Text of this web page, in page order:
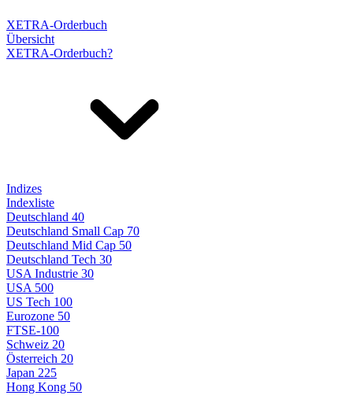
XETRA-Orderbuch
Übersicht
XETRA-Orderbuch?
Indizes
Indexliste
Deutschland 40
Deutschland Small Cap 70
Deutschland Mid Cap 50
Deutschland Tech 30
USA Industrie 30
USA 500
US Tech 100
Eurozone 50
FTSE-100
Schweiz 20
Österreich 20
Japan 225
Hong Kong 50